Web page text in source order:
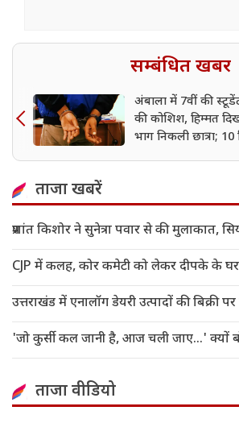
सम्बंधित खबर
अंबाला में 7वीं की
की कोशिश, हिम्मत
भाग निकली छात्रा; 10
ताजा खबरें
प्रशांत किशोर ने सुनेत्रा पवार से की मुलाकात,
CJP में कलह, कोर कमेटी को लेकर दीपके के घर के
उत्तराखंड में एनालॉग डेयरी उत्पादों की बिक्री
'जो कुर्सी कल जानी है, आज चली जाए...' क्यों
ताजा वीडियो